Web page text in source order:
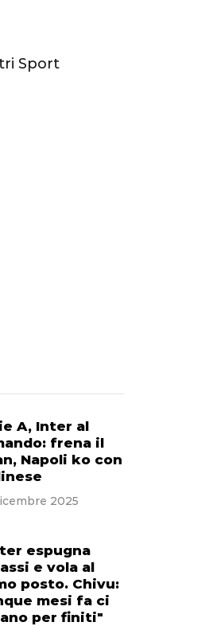
Sport
A, Inter al
frena il
Napoli ko con
2025
espugna
e vola al
posto. Chivu:
mesi fa ci
per finiti"